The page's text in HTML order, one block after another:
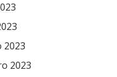
2023
2023